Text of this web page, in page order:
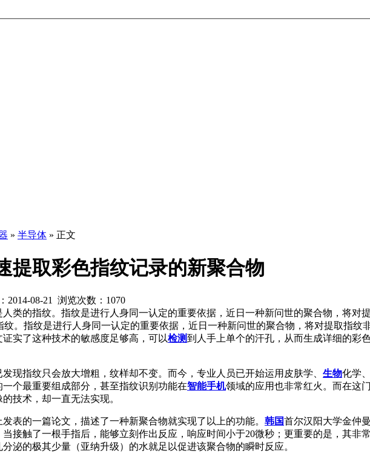
» 半导体 » 正文
提取彩色指纹记录的新聚合物
08-21 浏览次数： 1070
类的指纹。指纹是进行人身同一认定的重要依据，近日一种新问世的聚合物，将对
。指纹是进行人身同一认定的重要依据，近日一种新问世的聚合物，将对提取指纹
实了这种技术的敏感度足够高，可以检测到人手上单个的汗孔，从而生成详细的彩
指纹只会放大增粗，纹样却不变。而今，专业人员已开始运用皮肤学、 生物化学
个最重要组成部分，甚至指纹识别功能在智能手机领域的应用也非常红火。而在这
技术，却一直无法实现。
的一篇论文，描述了一种新聚合物就实现了以上的功能。 韩国首尔汉阳大学金仲
接触了一根手指后，能够立刻作出反应，响应时间小于20微秒；更重要的是，其非
泌的极其少量（亚纳升级）的水就足以促进该聚合物的瞬时反应。